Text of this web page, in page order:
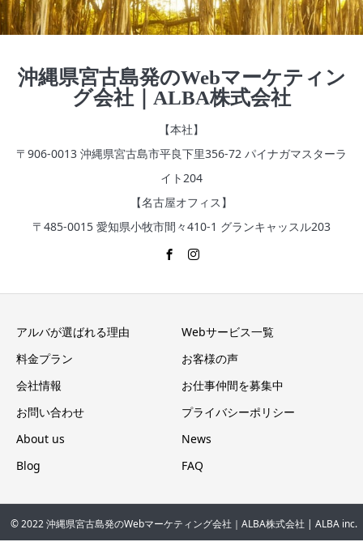
沖縄県宮古島発のWebマーケティン
グ会社｜ALBA株式会社
【本社】
〒906-0013 沖縄県宮古島市平良下里356‐72 パイナガマスターラ
イト204
【名古屋オフィス】
〒485-0015 愛知県小牧市間々410-1 グランキャッスル203
アルバが選ばれる理由
Webサービス一覧
料金プラン
お客様の声
会社情報
お仕事仲間を募集中
お問い合わせ
プライバシーポリシー
About us
News
Blog
FAQ
© 2022 沖縄県宮古島発のWebマーケティング会社｜ALBA株式会社 | ALBA inc.
お問い合わせ